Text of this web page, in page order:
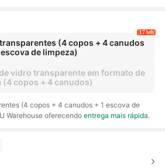
copos de refrigerant
gelado, conjunto de co
design ondulado, utens
textura canelada
(4 copos + 4 canudos
escova de limpeza)
17 left
vidro transparente em formato de
(4 copos + 4 canudos)
(4 copos + 4 canudos + 1 escova de
Warehouse oferecendoentrega mais rápida.